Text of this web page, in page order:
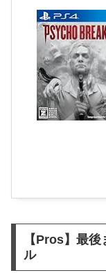
【Pros】最
ル